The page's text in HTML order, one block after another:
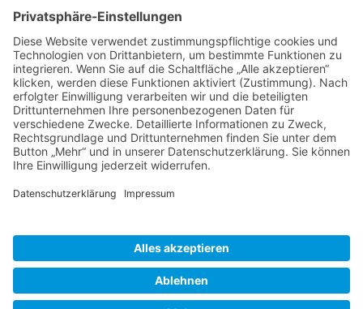
Service Hotline
Shop Service
Informationen
* Alle Preise inkl. gesetzl. Mehrwertsteuer zzgl.Versandkostenund ggf.
Nachnahmegebühren, wenn nicht anders beschrieben
Bestellung Downloads
Widerrufsbelehrung Datenschutz
Impressum
Realisiert mit Shopware